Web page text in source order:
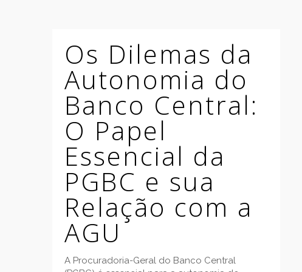
Os Dilemas da
Autonomia do
Banco Central:
O Papel
Essencial da
PGBC e sua
Relação com a
AGU
A Procuradoria-Geral do Banco Central